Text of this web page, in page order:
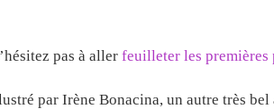
pas à aller feuilleter les premières
par Irène Bonacina, un autre très bel